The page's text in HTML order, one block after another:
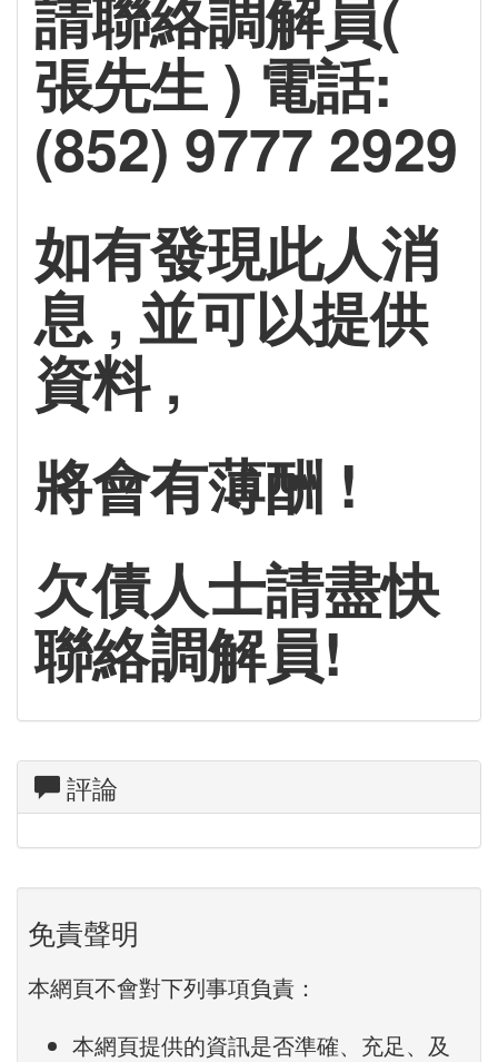
請聯絡調解員(
張先生 ) 電話:
(852) 9777 2929
如有發現此人消
息 , 並可以提供
資料 ,
將會有薄酬 !
欠債人士請盡快
聯絡調解員!
評論
免責聲明
本網頁不會對下列事項負責：
本網頁提供的資訊是否準確、充足、及